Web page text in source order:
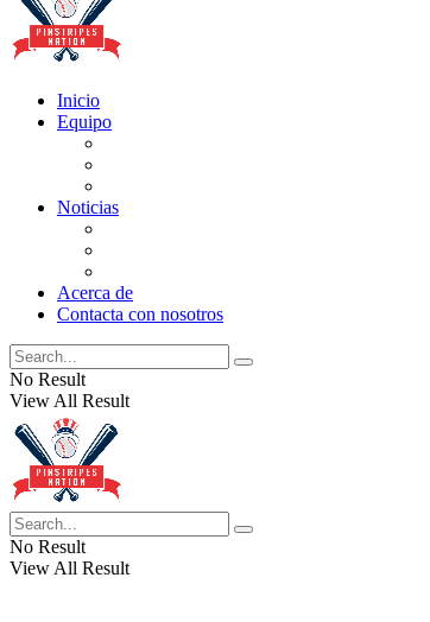
Inicio
Equipo
Noticias
Acerca de
Contacta con nosotros
No Result
View All Result
No Result
View All Result